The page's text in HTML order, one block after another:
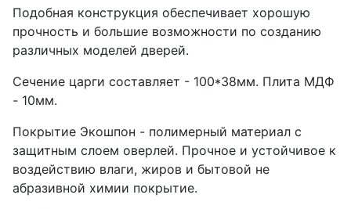
Подобная конструкция обеспечивает хорошую
прочность и большие возможности по созданию
различных моделей дверей.
Сечение царги составляет - 100*38мм. Плита МДФ
- 10мм.
Покрытие Экошпон - полимерный материал с
защитным слоем оверлей. Прочное и устойчивое к
воздействию влаги, жиров и бытовой не
абразивной химии покрытие.